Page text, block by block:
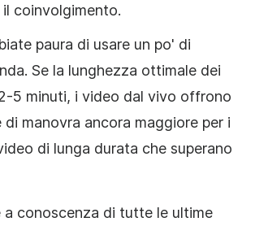
il coinvolgimento.
paura di usare un po' di
Se la lunghezza ottimale dei
5 minuti, i video dal vivo offrono
di manovra ancora maggiore per i
di lunga durata che superano
a conoscenza di tutte le ultime